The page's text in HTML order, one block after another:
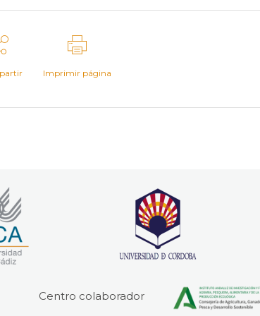
Imprimir página
Centro colaborador